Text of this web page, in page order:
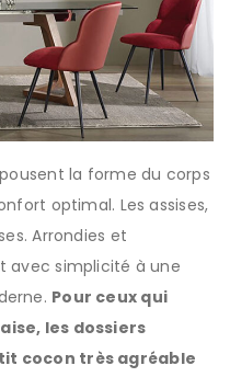
la forme du corps
optimal. Les assises,
Arrondies et
avec simplicité à une
Pour ceux qui
les dossiers
cocon très agréable